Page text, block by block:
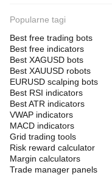
Popularne tagi
Best free trading bots
Best free indicators
Best XAGUSD bots
Best XAUUSD robots
EURUSD scalping bots
Best RSI indicators
Best ATR indicators
VWAP indicators
MACD indicators
Grid trading tools
Risk reward calculator
Margin calculators
Trade manager panels